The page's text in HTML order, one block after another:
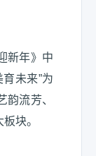
新年》中
未来”为
韵流芳、
块。